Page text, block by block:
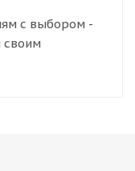
с выбором -
своим